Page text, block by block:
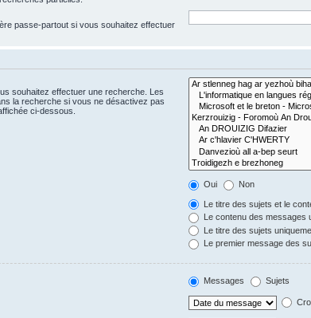
passe-partout si vous souhaitez effectuer
souhaitez effectuer une recherche. Les
la recherche si vous ne désactivez pas
ci-dessous.
Oui Non
Le titre des sujets et le
Le contenu des messages
Le titre des sujets
Le premier message des
Messages Sujets